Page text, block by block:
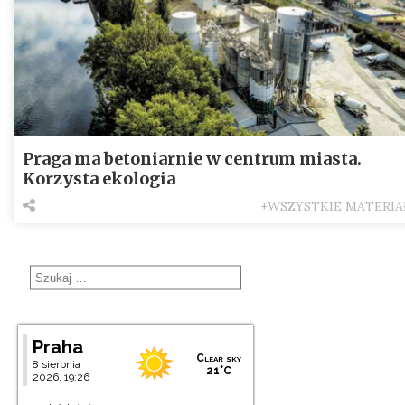
Praga ma betoniarnie w centrum miasta.
Korzysta ekologia
+WSZYSTKIE
Praha
8 sierpnia
2026, 19:26
Clear sky
21°C